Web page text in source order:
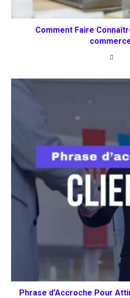
Comment Faire
Phrase d’Accroche Pour